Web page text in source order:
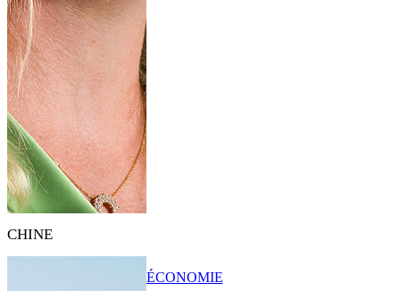
CHINE
ÉCONOMIE